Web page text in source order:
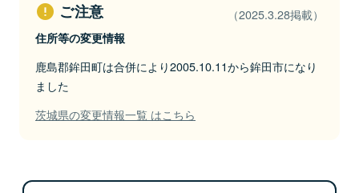
ご注意 （2025.3.28掲載）
住所等の変更情報
鹿島郡鉾田町は合併により2005.10.11から鉾田市になり
ました
茨城県の変更情報一覧 はこちら